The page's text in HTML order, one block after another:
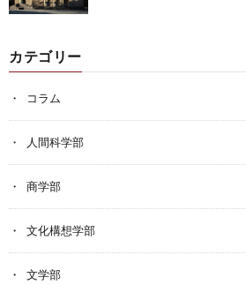
カテゴリー
コラム
人間科学部
商学部
文化構想学部
文学部